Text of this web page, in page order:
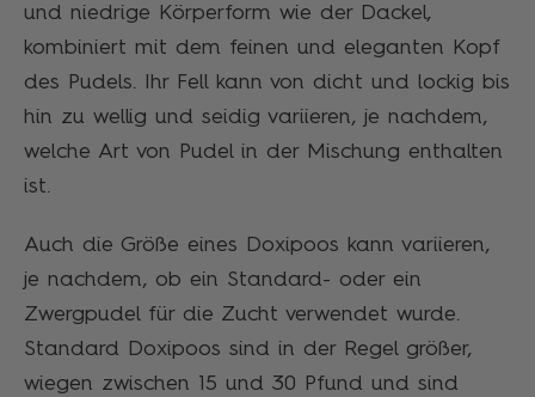
und niedrige Körperform wie der Dackel,
kombiniert mit dem feinen und eleganten Kopf
des Pudels. Ihr Fell kann von dicht und lockig bis
hin zu wellig und seidig variieren, je nachdem,
welche Art von Pudel in der Mischung enthalten
ist.
Auch die Größe eines Doxipoos kann variieren,
je nachdem, ob ein Standard- oder ein
Zwergpudel für die Zucht verwendet wurde.
Standard Doxipoos sind in der Regel größer,
wiegen zwischen 15 und 30 Pfund und sind